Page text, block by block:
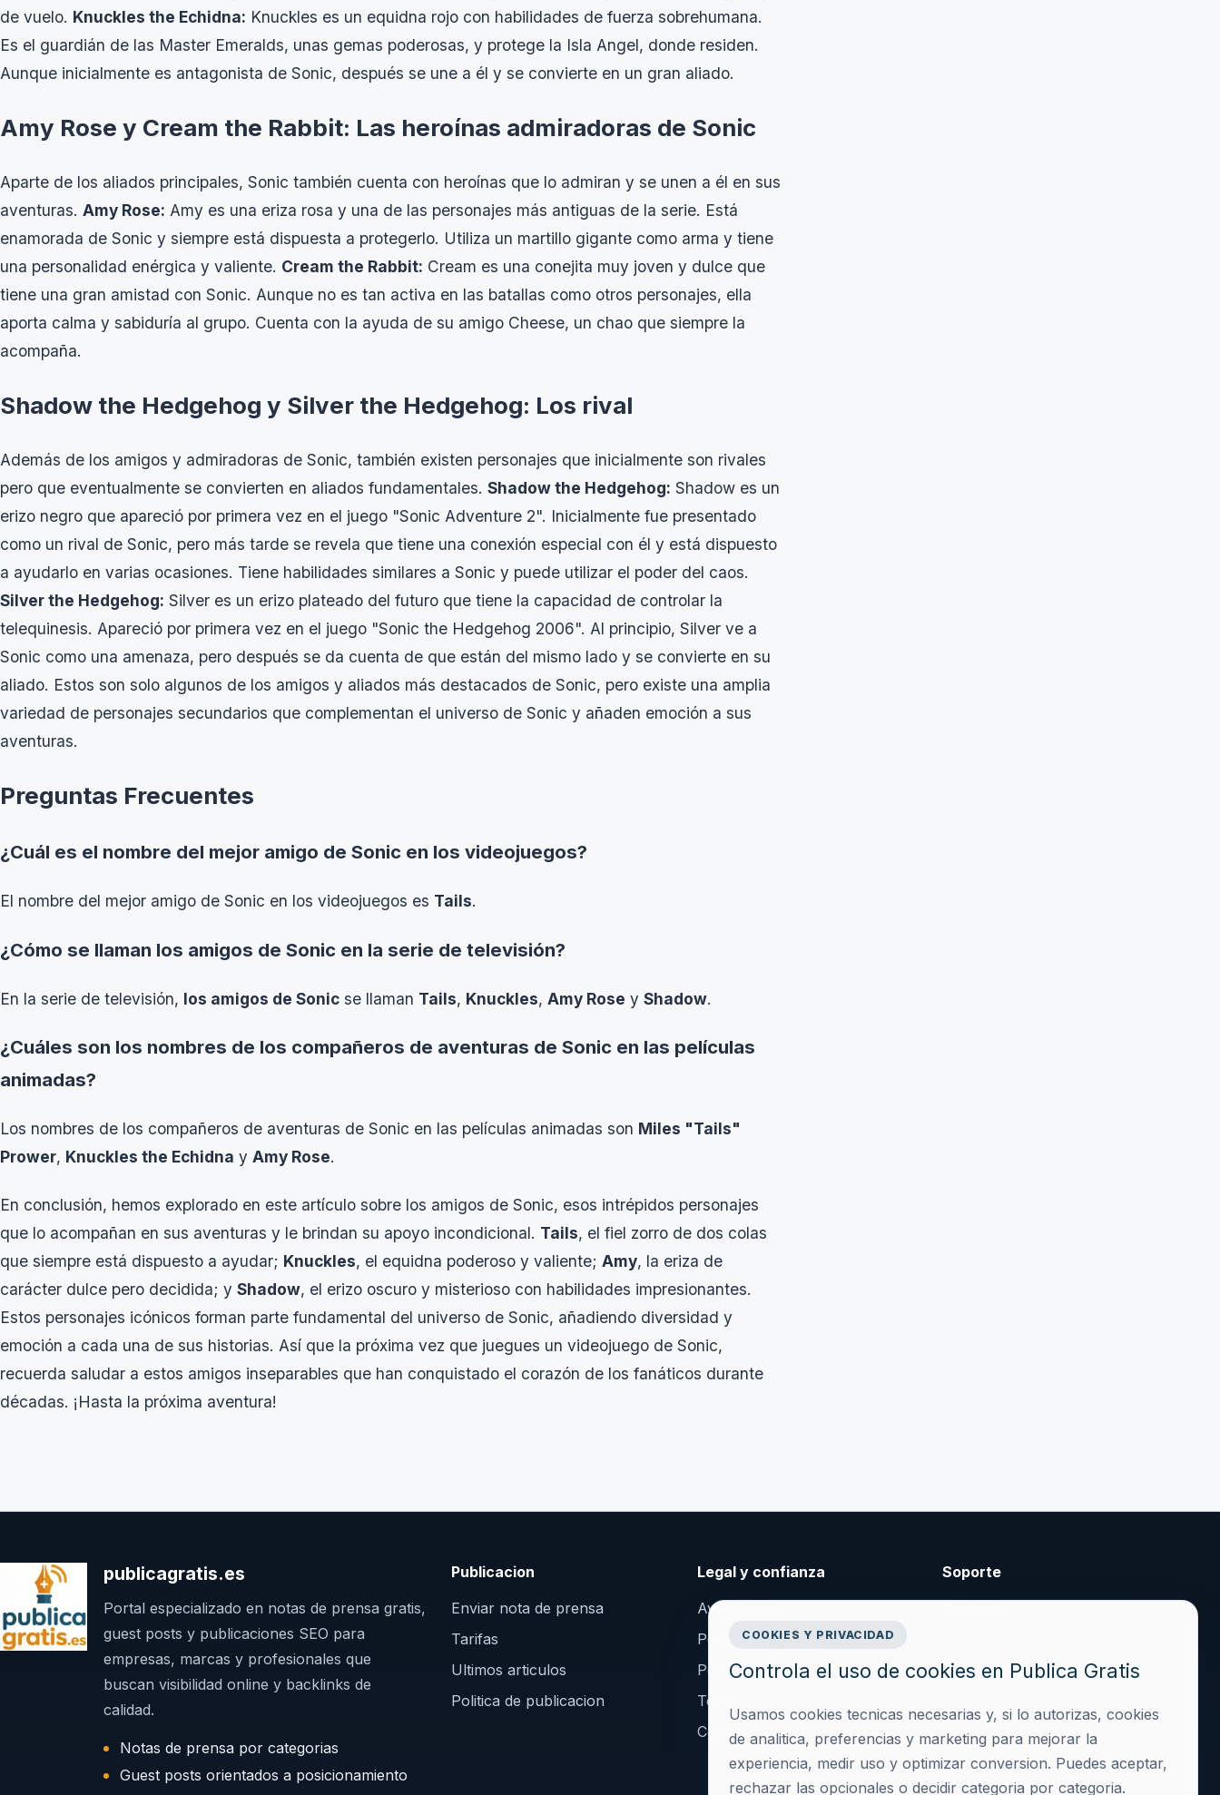
de vuelo. Knuckles the Echidna: Knuckles es un equidna rojo con habilidades de fuerza sobrehumana.
Es el guardián de las Master Emeralds, unas gemas poderosas, y protege la Isla Angel, donde residen.
Aunque inicialmente es antagonista de Sonic, después se une a él y se convierte en un gran aliado.
Amy Rose y Cream the Rabbit: Las heroínas admiradoras de Sonic
Aparte de los aliados principales, Sonic también cuenta con heroínas que lo admiran y se unen a él en sus
aventuras. Amy Rose: Amy es una eriza rosa y una de las personajes más antiguas de la serie. Está
enamorada de Sonic y siempre está dispuesta a protegerlo. Utiliza un martillo gigante como arma y tiene
una personalidad enérgica y valiente. Cream the Rabbit: Cream es una conejita muy joven y dulce que
tiene una gran amistad con Sonic. Aunque no es tan activa en las batallas como otros personajes, ella
aporta calma y sabiduría al grupo. Cuenta con la ayuda de su amigo Cheese, un chao que siempre la
acompaña.
Shadow the Hedgehog y Silver the Hedgehog: Los rival
Además de los amigos y admiradoras de Sonic, también existen personajes que inicialmente son rivales
pero que eventualmente se convierten en aliados fundamentales. Shadow the Hedgehog: Shadow es un
erizo negro que apareció por primera vez en el juego "Sonic Adventure 2". Inicialmente fue presentado
como un rival de Sonic, pero más tarde se revela que tiene una conexión especial con él y está dispuesto
a ayudarlo en varias ocasiones. Tiene habilidades similares a Sonic y puede utilizar el poder del caos.
Silver the Hedgehog: Silver es un erizo plateado del futuro que tiene la capacidad de controlar la
telequinesis. Apareció por primera vez en el juego "Sonic the Hedgehog 2006". Al principio, Silver ve a
Sonic como una amenaza, pero después se da cuenta de que están del mismo lado y se convierte en su
aliado. Estos son solo algunos de los amigos y aliados más destacados de Sonic, pero existe una amplia
variedad de personajes secundarios que complementan el universo de Sonic y añaden emoción a sus
aventuras.
Preguntas Frecuentes
¿Cuál es el nombre del mejor amigo de Sonic en los videojuegos?
El nombre del mejor amigo de Sonic en los videojuegos es Tails.
¿Cómo se llaman los amigos de Sonic en la serie de televisión?
En la serie de televisión, los amigos de Sonic se llaman Tails, Knuckles, Amy Rose y Shadow.
¿Cuáles son los nombres de los compañeros de aventuras de Sonic en las películas
animadas?
Los nombres de los compañeros de aventuras de Sonic en las películas animadas son Miles "Tails"
Prower, Knuckles the Echidna y Amy Rose.
En conclusión, hemos explorado en este artículo sobre los amigos de Sonic, esos intrépidos personajes
que lo acompañan en sus aventuras y le brindan su apoyo incondicional. Tails, el fiel zorro de dos colas
que siempre está dispuesto a ayudar; Knuckles, el equidna poderoso y valiente; Amy, la eriza de
carácter dulce pero decidida; y Shadow, el erizo oscuro y misterioso con habilidades impresionantes.
Estos personajes icónicos forman parte fundamental del universo de Sonic, añadiendo diversidad y
emoción a cada una de sus historias. Así que la próxima vez que juegues un videojuego de Sonic,
recuerda saludar a estos amigos inseparables que han conquistado el corazón de los fanáticos durante
décadas. ¡Hasta la próxima aventura!
publicagratis.es
Portal especializado en notas de prensa gratis,
guest posts y publicaciones SEO para
empresas, marcas y profesionales que
buscan visibilidad online y backlinks de
calidad.
Notas de prensa por categorias
Guest posts orientados a posicionamiento
Publicacion
Enviar nota de prensa
Tarifas
Ultimos articulos
Politica de publicacion
Legal y confianza
Aviso Legal
Politica de Privacidad
Politica de Cookies
Terminos y Condiciones
Configurar cookies
Soporte
Acceder
COOKIES Y PRIVACIDAD
Controla el uso de cookies en Publica Gratis
Usamos cookies tecnicas necesarias y, si lo autorizas, cookies
de analitica, preferencias y marketing para mejorar la
experiencia, medir uso y optimizar conversion. Puedes aceptar,
rechazar las opcionales o decidir categoria por categoria.